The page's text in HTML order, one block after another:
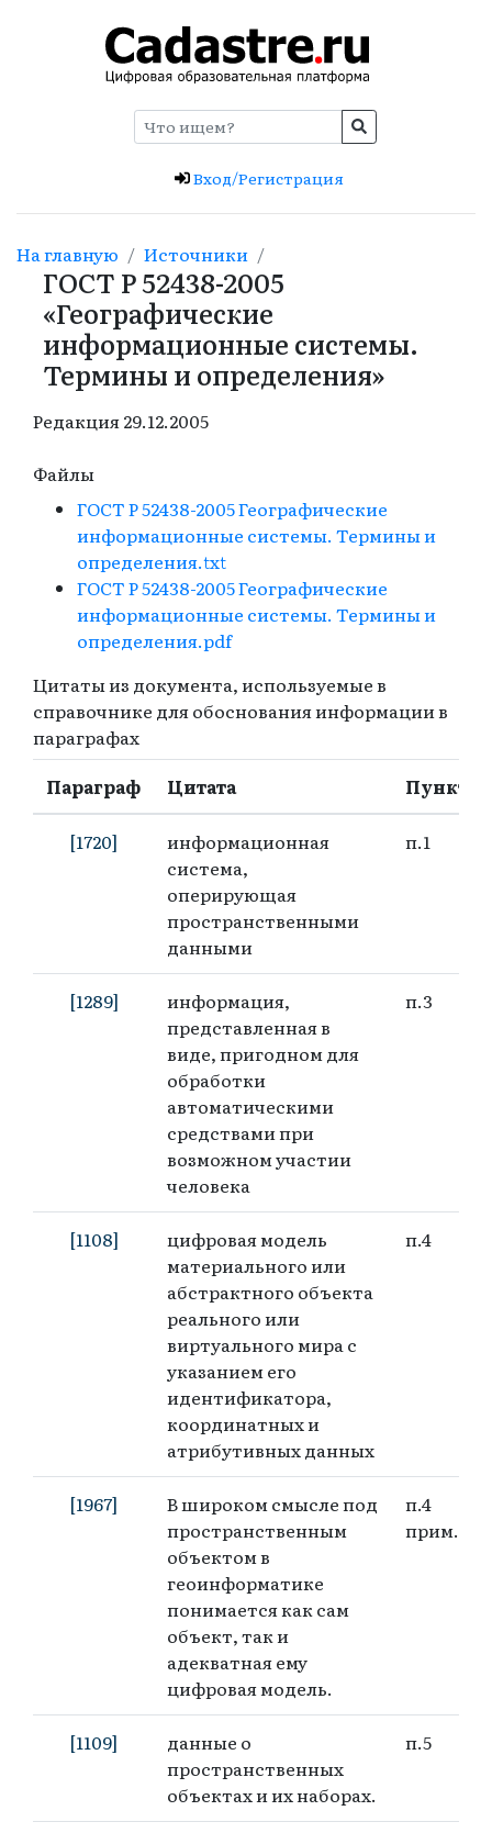
Вход/Регистрация
На главную Источники
ГОСТ Р 52438-2005
«Географические
информационные системы.
Термины и определения»
Редакция29.12.2005
Файлы
ГОСТ Р 52438-2005 Географические
информационные системы. Термины и
определения.txt
ГОСТ Р 52438-2005 Географические
информационные системы. Термины и
определения.pdf
Цитаты из документа, используемые в
справочнике для обоснования информации в
параграфах
Параграф
Цитата Пункт
[1720]
информационная
система,
оперирующая
пространственными
данными
п.1
[1289]
информация,
представленная в
виде, пригодном для
обработки
автоматическими
средствами при
возможном участии
человека
п.3
[1108]
цифровая модель
материального или
абстрактного объекта
реального или
виртуального мира с
указанием его
идентификатора,
координатных и
атрибутивных данных
п.4
[1967]
В широком смысле под
пространственным
объектом в
геоинформатике
понимается как сам
объект, так и
адекватная ему
цифровая модель.
п.4
прим.3
[1109]
данные о
пространственных
объектах и их наборах.
п.5